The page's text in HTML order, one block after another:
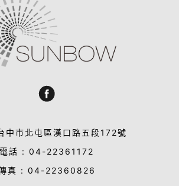
中市北屯區漢口路五段172號
電話 : 04-22361172
真 : 04-22360826